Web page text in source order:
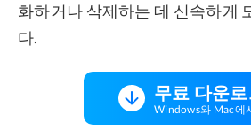
화하거나 삭제하는 데 신속하게
다.
무료 다운
Windows와 Mac에